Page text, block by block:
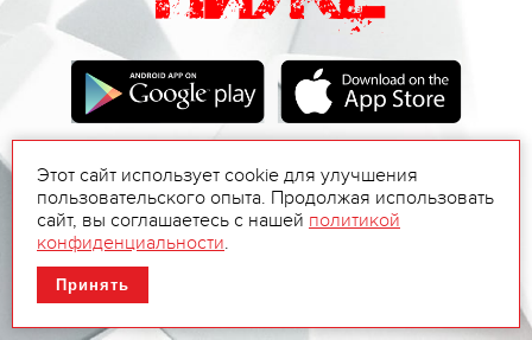
Этот сайт использует cookie для улучшения
пользовательского опыта. Продолжая использовать
сайт, вы соглашаетесь с нашей политикой
конфиденциальности.
Принять